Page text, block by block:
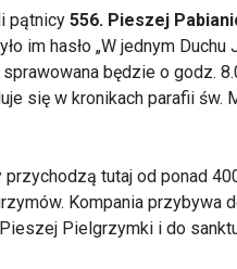
pątnicy 556. Pieszej
im hasło „W jednym Duchu
będzie o godz.
się w kronikach parafii św.
tutaj od ponad
Kompania przybywa
Pielgrzymki i do